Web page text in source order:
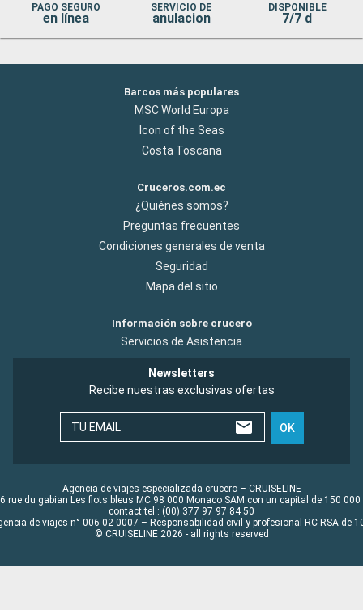
PAGO SEGURO
en línea
SERVICIO DE
anulacion
DISPONIBLE
7/7 d
Barcos más populares
MSC World Europa
Icon of the Seas
Costa Toscana
Cruceros.com.ec
¿Quiénes somos?
Preguntas frecuentes
Condiciones generales de venta
Seguridad
Mapa del sitio
Información sobre crucero
Servicios de Asistencia
Newsletters
Recibe nuestras exclusivas ofertas
TU EMAIL OK
Agencia de viajes especializada crucero – CRUISELINE
rue du gabian Les flots bleus MC 98 000 Monaco SAM con un capital de 150 000
contact tel : (00) 377 97 97 84 50
de viajes n° 006 02 0007 – Responsabilidad civil y profesional RC RSA de
© CRUISELINE 2026 - all rights reserved